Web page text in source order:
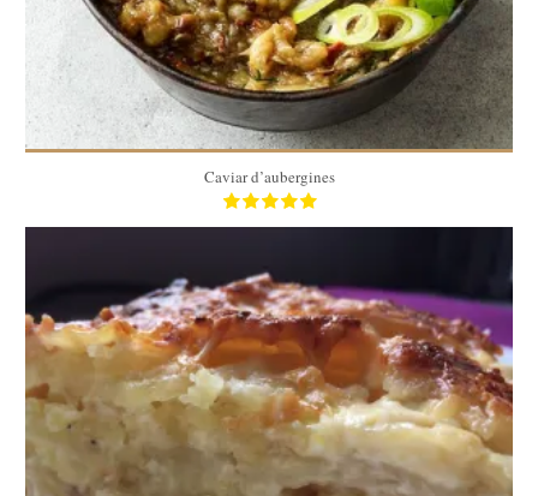
Caviar d’aubergines
4 pers
4 pers
40 Min